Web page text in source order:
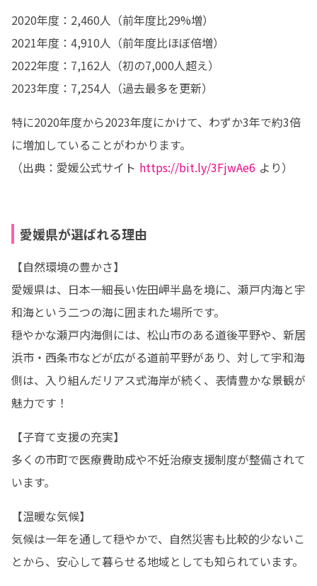
2020年度：2,460人（前年度比29%増）
2021年度：4,910人（前年度比ほぼ倍増）
2022年度：7,162人（初の7,000人超え）
2023年度：7,254人（過去最多を更新）
特に2020年度から2023年度にかけて、わずか3年で約3倍
に増加していることがわかります。
（出典：愛媛公式サイト https://bit.ly/3FjwAe6 より）
愛媛県が選ばれる理由
【自然環境の豊かさ】
愛媛県は、日本一細長い佐田岬半島を境に、瀬戸内海と宇
和海という二つの海に囲まれた場所です。
穏やかな瀬戸内海側には、松山市のある道後平野や、新居
浜市・西条市などが広がる道前平野があり、対して宇和海
側は、入り組んだリアス式海岸が続く、表情豊かな景観が
魅力です！
【子育て支援の充実】
多くの市町で医療費助成や不妊治療支援制度が整備されて
います。
【温暖な気候】
気候は一年を通して穏やかで、自然災害も比較的少ないこ
とから、安心して暮らせる地域としても知られています。